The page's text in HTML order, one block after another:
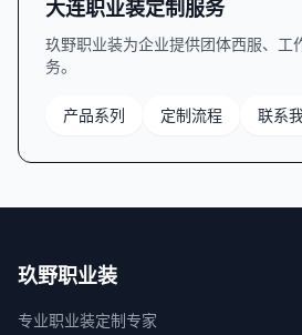
大连职业装定制服务
玖野职业装为企业提供团体西服、工
务。
产品系列 定制流程 联系
玖野职业装
专业职业装定制专家